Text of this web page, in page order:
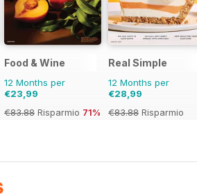
Food & Wine
12 Months per
€23,99
€83.88 Risparmio 71%
Real Simple
12 Months per
€28,99
€83.88 Risparmio